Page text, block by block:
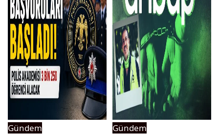
Gündem
Gündem